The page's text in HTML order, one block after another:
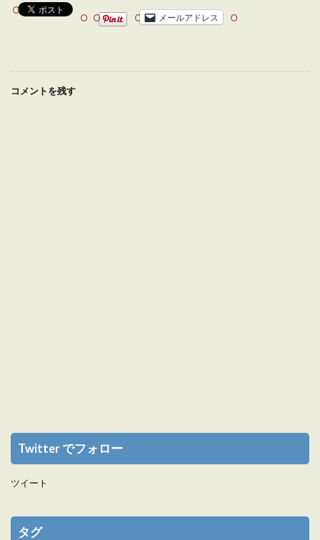
メールアドレス
コメントを残す
Twitter でフォロー
ツイート
タグ